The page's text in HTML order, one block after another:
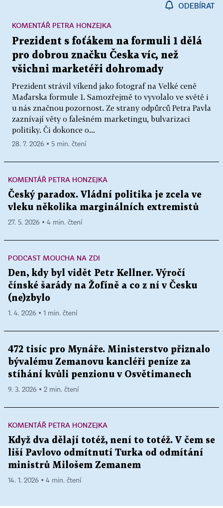
ODEBÍRAT
Prezident s foťákem na formuli 1 dělá
pro dobrou značku Česka víc, než
všichni marketéři dohromady
Prezident strávil víkend jako fotograf na Velké ceně
Maďarska formule 1. Samozřejmě to vyvolalo ve světě i
u nás značnou pozornost. Ze strany odpůrců Petra Pavla
zaznívají věty o falešném marketingu, bulvarizaci
politiky. Či dokonce o...
KOMENTÁŘ PETRA HONZEJKA
28. 7. 2026 ▪ 5 min. čtení
KOMENTÁŘ PETRA HONZEJKA
Český paradox. Vládní politika je zcela ve
vleku několika marginálních extremistů
27. 5. 2026 ▪ 4 min. čtení
PODCAST MOUCHA NA ZDI
Den, kdy byl vidět Petr Kellner. Výročí
čínské šarády na Žofíně a co z ní v Česku
(ne)zbylo
1. 4. 2026 ▪ 1 min. čtení
472 tisíc pro Mynáře. Ministerstvo přiznalo
bývalému Zemanovu kancléři peníze za
stíhání kvůli penzionu v Osvětimanech
9. 3. 2026 ▪ 2 min. čtení
KOMENTÁŘ PETRA HONZEJKA
Když dva dělají totéž, není to totéž. V čem se
liší Pavlovo odmítnutí Turka od odmítání
ministrů Milošem Zemanem
14. 1. 2026 ▪ 4 min. čtení